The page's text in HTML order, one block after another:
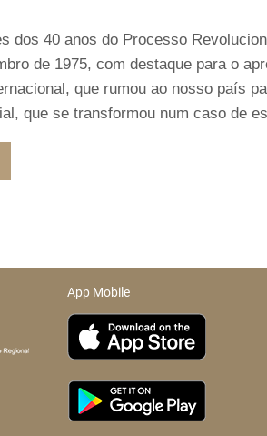
dos 40 anos do Processo
de 1975, com destaque para o
que rumou ao nosso país
que se transformou num caso de
App Mobile